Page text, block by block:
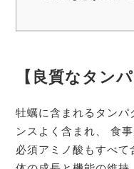
【良質なタン
牡蠣に含まれるタンパ
ンスよく含まれ、 食
必須アミノ酸もすべて